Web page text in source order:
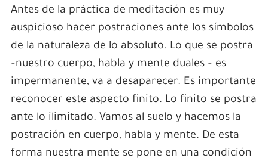
Antes de la práctica de meditación es muy
auspicioso hacer postraciones ante los símbolos
de la naturaleza de lo absoluto. Lo que se postra
–nuestro cuerpo, habla y mente duales – es
impermanente, va a desaparecer. Es importante
reconocer este aspecto finito. Lo finito se postra
ante lo ilimitado. Vamos al suelo y hacemos la
postración en cuerpo, habla y mente. De esta
forma nuestra mente se pone en una condición